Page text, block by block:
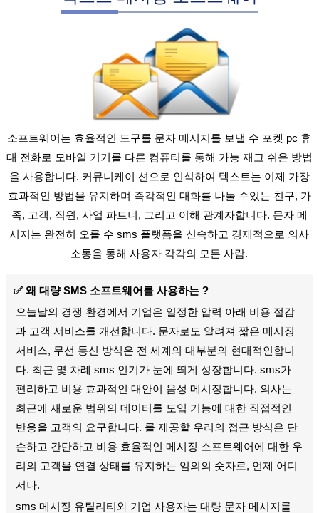
소프트웨어는 효율적인 도구를 문자 메시지를 보낼 수 포켓 pc 휴
대 전화로 모바일 기기를 다른 컴퓨터를 통해 가능 재고 쉬운 방법
을 사용합니다. 커뮤니케이 션으로 인식하여 텍스트는 이제 가장
효과적인 방법을 유지하며 즉각적인 대화를 나눌 수있는 친구, 가
족, 고객, 직원, 사업 파트너, 그리고 이해 관계자합니다. 문자 메
시지는 완전히 오를 수 sms 플랫폼을 신속하고 경제적으로 의사
소통을 통해 사용자 각각의 모든 사람.
✅왜 대량 SMS 소프트웨어를 사용하는 ?
오늘날의 경쟁 환경에서 기업은 일정한 압력 아래 비용 절감
과 고객 서비스를 개선합니다. 문자로도 알려져 짧은 메시징
서비스, 무선 통신 방식은 전 세계의 대부분의 현대적인합니
다. 최근 몇 차례 sms 인기가 눈에 띄게 성장합니다. sms가
편리하고 비용 효과적인 대안이 음성 메시징합니다. 의사는
최근에 새로운 범위의 데이터를 도입 기능에 대한 직접적인
반응을 고객의 요구합니다. 를 제공할 우리의 접근 방식은 단
순하고 간단하고 비용 효율적인 메시징 소프트웨어에 대한 우
리의 고객을 연결 상태를 유지하는 임의의 숫자로, 언제 어디
서나.
sms 메시징 유틸리티와 기업 사용자는 대량 문자 메시지를